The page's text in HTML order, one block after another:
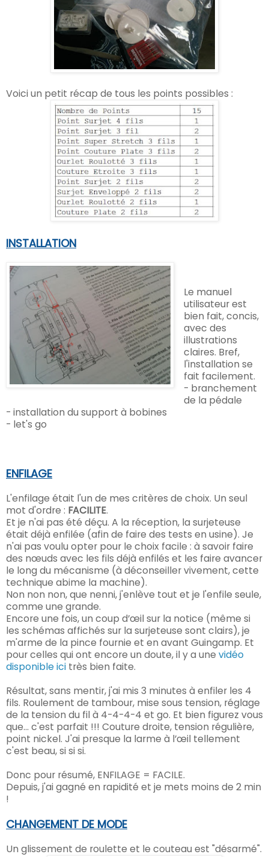
Voici un petit récap de tous les points possibles :
INSTALLATION
Le manuel
utilisateur est
bien fait, concis,
avec des
illustrations
claires. Bref,
l'installation se
fait facilement.
- branchement
de la pédale
- installation du support à bobines
- let's go
ENFILAGE
L'enfilage était l'un de mes critères de choix. Un seul
mot d'ordre : FACILITE.
Et je n'ai pas été déçu. A la réception, la surjeteuse
était déjà enfilée (afin de faire des tests en usine). Je
n'ai pas voulu opter pour le choix facile : à savoir faire
des nœuds avec les fils déjà enfilés et les faire avancer
le long du mécanisme (à déconseiller vivement, cette
technique abime la machine).
Non non non, que nenni, j'enlève tout et je l'enfile seule,
comme une grande.
Encore une fois, un coup d’œil sur la notice (même si
les schémas affichés sur la surjeteuse sont clairs), je
m'arme de la pince fournie et en avant Guingamp. Et
pour celles qui ont encore un doute, il y a une vidéo
disponible ici très bien faite.
Résultat, sans mentir, j'ai mis 3 minutes à enfiler les 4
fils. Roulement de tambour, mise sous tension, réglage
de la tension du fil à 4-4-4-4 et go. Et bien figurez vous
que... c'est parfait !!! Couture droite, tension régulière,
point nickel. J'ai presque la larme à l’œil tellement
c'est beau, si si si.
Donc pour résumé, ENFILAGE = FACILE.
Depuis, j'ai gagné en rapidité et je mets moins de 2 min
!
CHANGEMENT DE MODE
Un glissement de roulette et le couteau est "désarmé".